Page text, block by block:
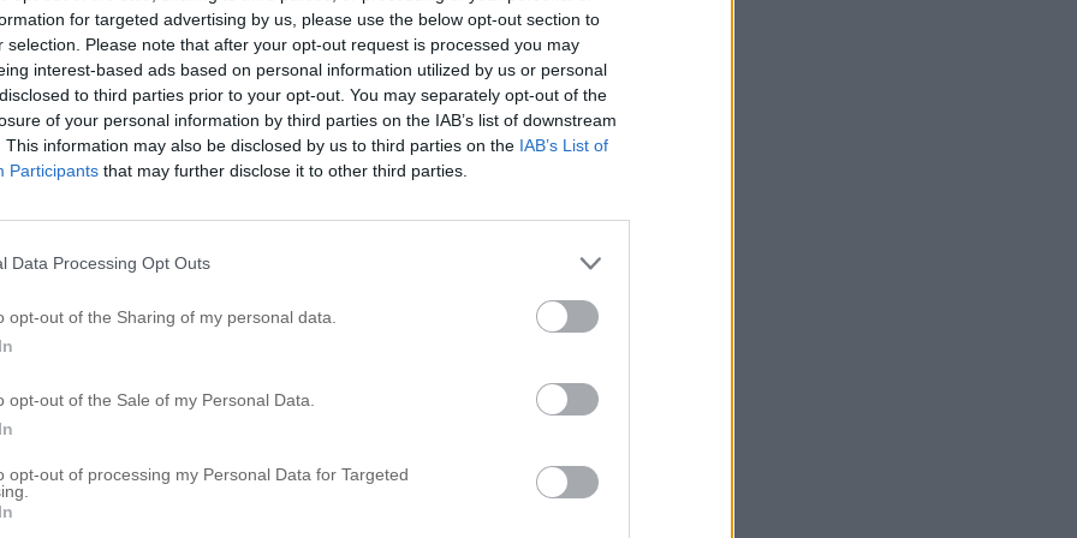
for targeted advertising by us, please use the below opt-out section to
selection. Please note that after your opt-out request is processed you may
interest-based ads based on personal information utilized by us or personal
to third parties prior to your opt-out. You may separately opt-out of the
of your personal information by third parties on the IAB’s list of downstream
This information may also be disclosed by us to third parties on the IAB’s List of
Participants that may further disclose it to other third parties.
Data Processing Opt Outs
opt-out of the Sharing of my personal data.
opt-out of the Sale of my Personal Data.
opt-out of processing my Personal Data for Targeted
vänta och ha tålamod… puss!
6 KOMMENTARER
som är dödsallergisk mot jordnötter och det vore
den. Vet inte vad det finns för policy på
att kolla upp eller byta ut den mot något annat.
ska bli så spännande att få läsa om sen! ?